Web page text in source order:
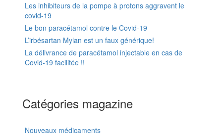
Les inhibiteurs de la pompe à protons aggravent le
covid-19
Le bon paracétamol contre le Covid-19
L’irbésartan Mylan est un faux générique!
La délivrance de paracétamol injectable en cas de
Covid-19 facilitée !!
Catégories magazine
Nouveaux médicaments